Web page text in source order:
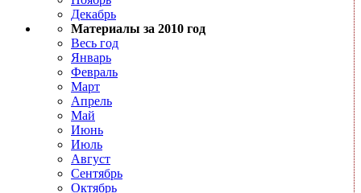
Декабрь
Материалы за 2010 год
Весь год
Январь
Февраль
Март
Апрель
Май
Июнь
Июль
Август
Сентябрь
Октябрь